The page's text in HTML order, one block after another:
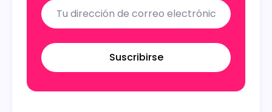
Suscribirse